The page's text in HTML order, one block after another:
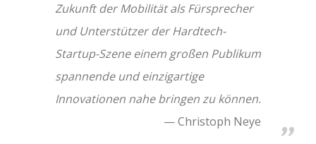
Zukunft der Mobilität als Fürsprecher
und Unterstützer der Hardtech-
Startup-Szene einem großen Publikum
spannende und einzigartige
Innovationen nahe bringen zu können.
Christoph Neye